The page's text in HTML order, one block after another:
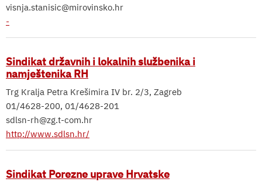
visnja.stanisic@mirovinsko.hr
-
Sindikat državnih i lokalnih službenika i
namještenika RH
Trg Kralja Petra Krešimira IV br. 2/3, Zagreb
01/4628-200, 01/4628-201
sdlsn-rh@zg.t-com.hr
http://www.sdlsn.hr/
Sindikat Porezne uprave Hrvatske